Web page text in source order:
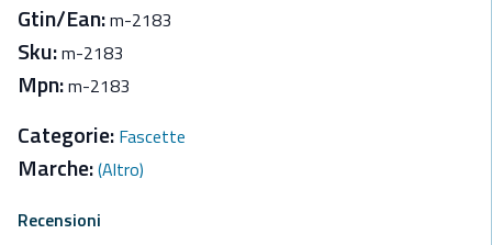
Gtin/Ean:m-2183
Sku:m-2183
Mpn:m-2183
Categorie: Fascette
Marche:(Altro)
Recensioni